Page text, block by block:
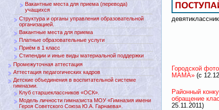
Городской
МАМА» (с
Районный
обращение
25.11.2011)
Вакантные места для приема (перевода)
учащихся
Структура и органы управления образовательной
организацией.
Вакантные места для приема
Платные образовательные услуги
Приём в 1 класс
Стипендии и иные виды материальной поддержки
Промежуточная аттестация
Аттестация педагогических кадров
Детские объединения в воспитательной системе
гимназии.
Клуб старшеклассников «ОСК».
Модель личности гимназиста МОУ «Гимназия имени
Героя Советского Союза Ю.А. Гарнаева».